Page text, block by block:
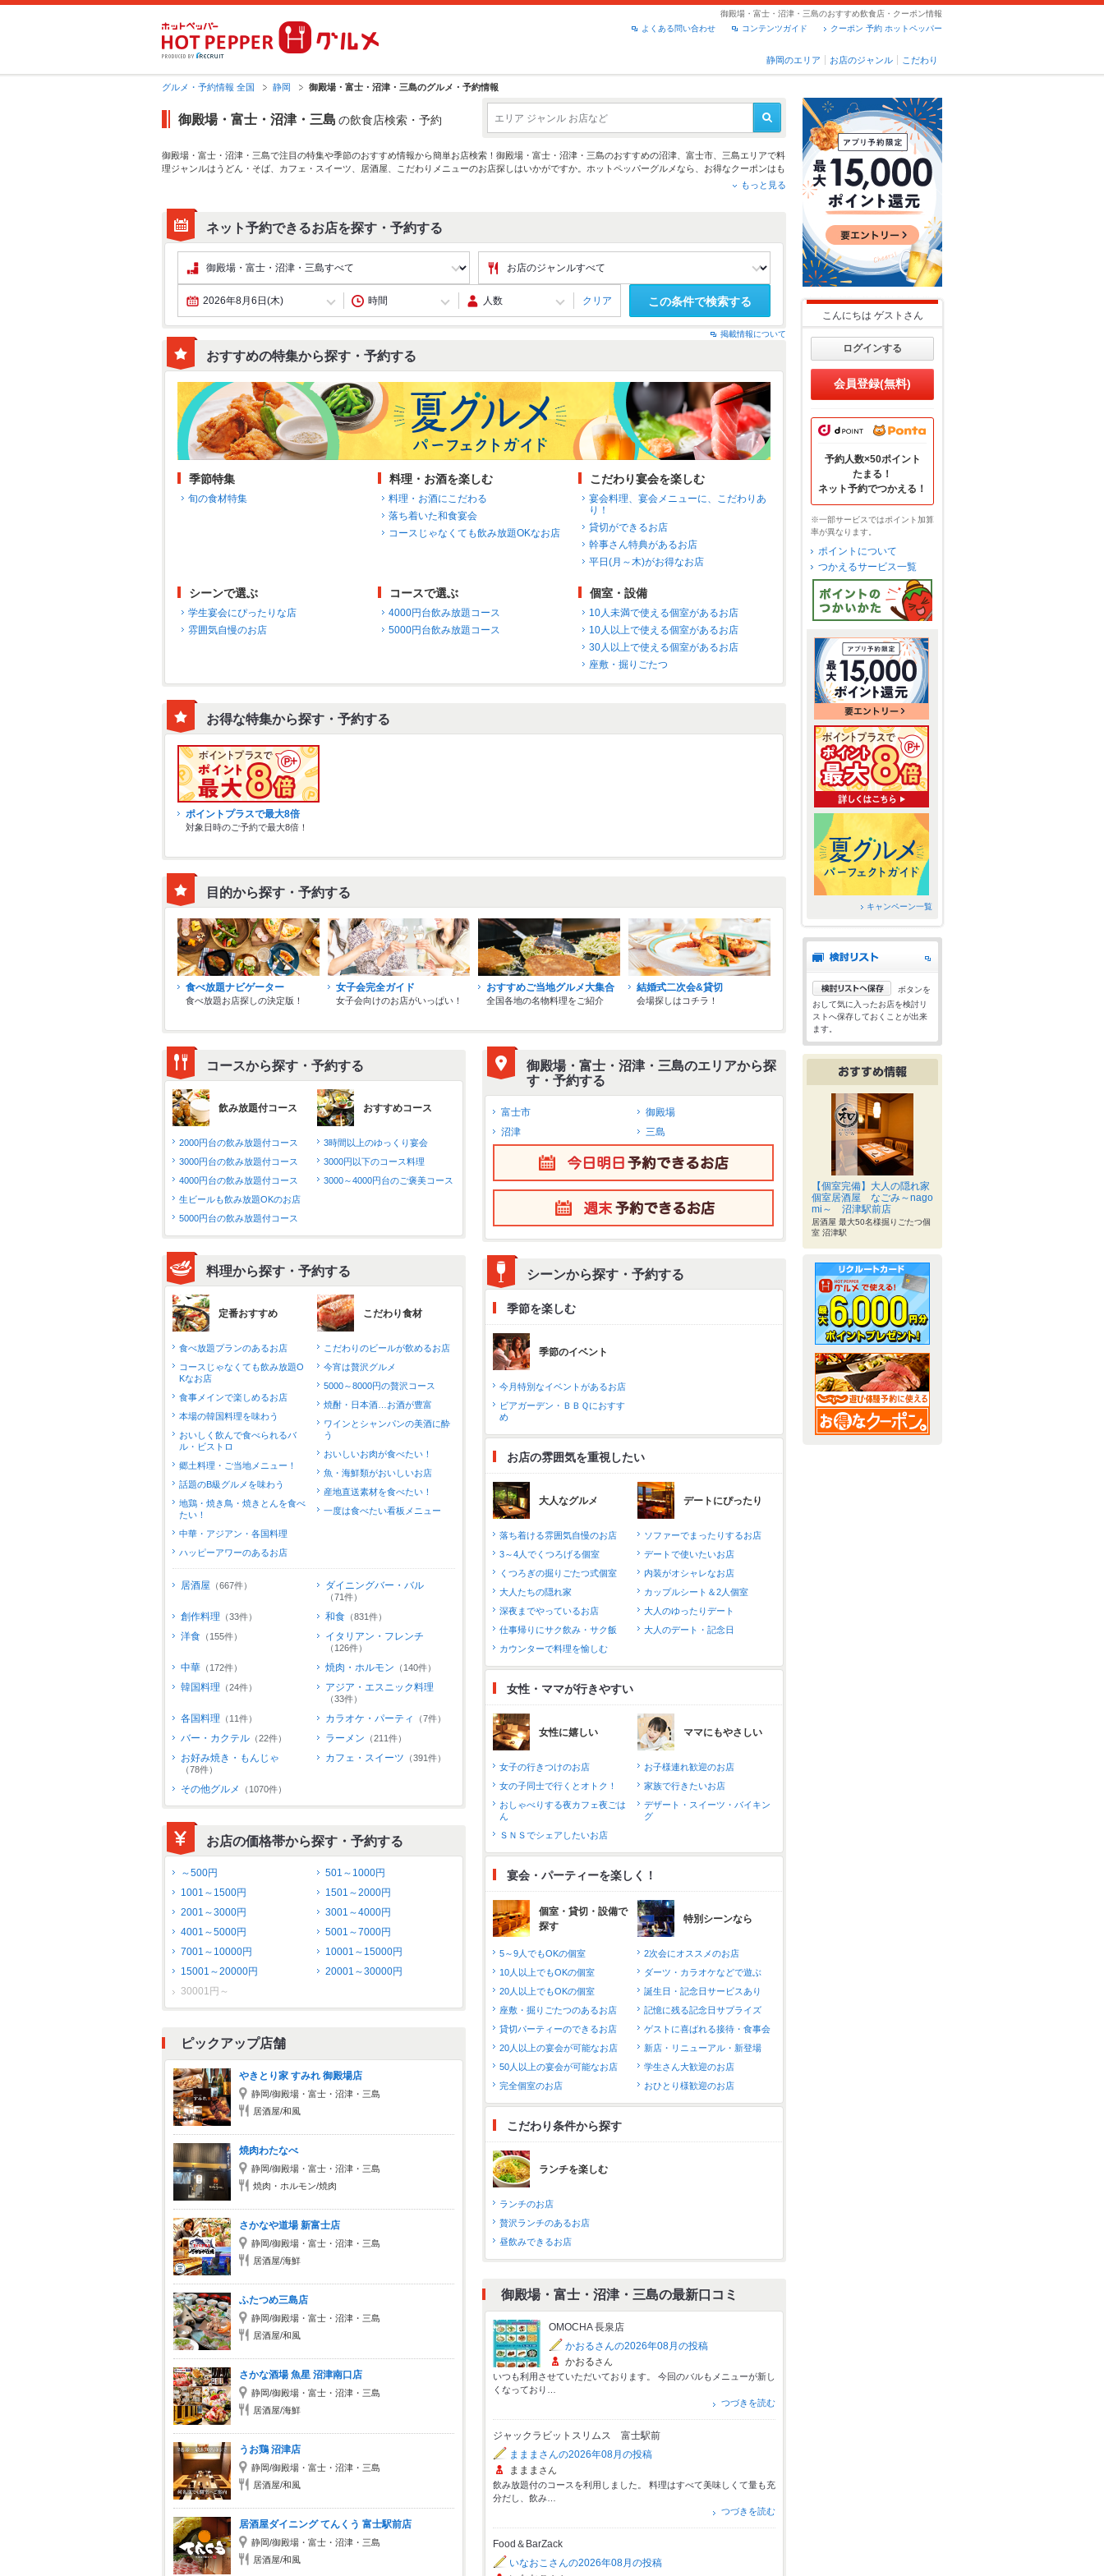
御殿場・富士・沼津・三島のおすすめ飲食店・クーポン情報
クーポン 予約 ホットペッパー
コンテンツガイド
よくある問い合わせ
静岡のエリア お店のジャンル こだわり
グルメ・予約情報 全国 静岡 御殿場・富士・沼津・三島のグルメ・予約情報
御殿場・富士・沼津・三島 の飲食店検索・予約
御殿場・富士・沼津・三島で注目の特集や季節のおすすめ情報から簡単お店検索！御殿場・富士・沼津・三島のおすすめの沼津 富士市 三島エリアで料
理ジャンルは うどん・そば カフェ・スイーツ 居酒屋 、こだわりメニューのお店探しはいかがですか。ホットペッパーグルメなら、お得なクーポンはも
ちろん、とっておきのメニューや季節のおすすめ料理など、お店の最新情報をご紹介しているので安心！24時間使える簡単便利なネット予約が使えるお店
もっと見る
ネット予約できるお店を探す・予約する
2026年8月6日(木) クリア この条件で検索する
掲載情報について
おすすめの特集から探す・予約する
季節特集
旬の食材特集
料理・お酒を楽しむ
料理・お酒にこだわる
落ち着いた和食宴会
コースじゃなくても飲み放題OKなお店
こだわり宴会を楽しむ
宴会料理、宴会メニューに、こだわりあ
り！
貸切ができるお店
幹事さん特典があるお店
平日(月～木)がお得なお店
シーンで選ぶ
学生宴会にぴったりな店
雰囲気自慢のお店
コースで選ぶ
4000円台飲み放題コース
5000円台飲み放題コース
個室・設備
10人未満で使える個室があるお店
10人以上で使える個室があるお店
30人以上で使える個室があるお店
座敷・掘りごたつ
お得な特集から探す・予約する
ポイントプラスで最大8倍
対象日時のご予約で最大8倍！
目的から探す・予約する
食べ放題ナビゲーター
食べ放題お店探しの決定版！
女子会完全ガイド
女子会向けのお店がいっぱい！
おすすめご当地グルメ大集合
全国各地の名物料理をご紹介
結婚式二次会&貸切
会場探しはコチラ！
コースから探す・予約する
飲み放題付コース
2000円台の飲み放題付コース
3000円台の飲み放題付コース
4000円台の飲み放題付コース
生ビールも飲み放題OKのお店
5000円台の飲み放題付コース
おすすめコース
3時間以上のゆっくり宴会
3000円以下のコース料理
3000～4000円台のご褒美コース
料理から探す・予約する
定番おすすめ
食べ放題プランのあるお店
コースじゃなくても飲み放題O
Kなお店
食事メインで楽しめるお店
本場の韓国料理を味わう
おいしく飲んで食べられるバ
ル・ビストロ
郷土料理・ご当地メニュー！
話題のB級グルメを味わう
地鶏・焼き鳥・焼きとんを食べ
たい！
中華・アジアン・各国料理
ハッピーアワーのあるお店
こだわり食材
こだわりのビールが飲めるお店
今宵は贅沢グルメ
5000～8000円の贅沢コース
焼酎・日本酒…お酒が豊富
ワインとシャンパンの美酒に酔
う
おいしいお肉が食べたい！
魚・海鮮類がおいしいお店
産地直送素材を食べたい！
一度は食べたい看板メニュー
居酒屋 （667件） ダイニングバー・バル
（71件）
創作料理 （33件） 和食 （831件）
洋食 （155件） イタリアン・フレンチ
（126件）
中華 （172件） 焼肉・ホルモン （140件）
韓国料理 （24件） アジア・エスニック料理
（33件）
各国料理 （11件） カラオケ・パーティ （7件）
バー・カクテル （22件） ラーメン （211件）
お好み焼き・もんじゃ
（78件）
カフェ・スイーツ （391件）
その他グルメ （1070件）
お店の価格帯から探す・予約する
～500円
501～1000円
1001～1500円
1501～2000円
2001～3000円
3001～4000円
4001～5000円
5001～7000円
7001～10000円
10001～15000円
15001～20000円
20001～30000円
30001円～
ピックアップ店舗
やきとり家 すみれ 御殿場店
静岡/御殿場・富士・沼津・三島
居酒屋/和風
焼肉わたなべ
静岡/御殿場・富士・沼津・三島
焼肉・ホルモン/焼肉
さかなや道場 新富士店
静岡/御殿場・富士・沼津・三島
居酒屋/海鮮
ふたつめ三島店
静岡/御殿場・富士・沼津・三島
居酒屋/和風
さかな酒場 魚星 沼津南口店
静岡/御殿場・富士・沼津・三島
居酒屋/海鮮
うお鶏 沼津店
静岡/御殿場・富士・沼津・三島
居酒屋/和風
居酒屋ダイニング てんくう 富士駅前店
静岡/御殿場・富士・沼津・三島
居酒屋/和風
御殿場・富士・沼津・三島のエリアから探
す・予約する
富士市
御殿場
沼津
三島
シーンから探す・予約する
季節を楽しむ
季節のイベント
今月特別なイベントがあるお店
ビアガーデン・ＢＢＱにおすす
め
お店の雰囲気を重視したい
大人なグルメ
落ち着ける雰囲気自慢のお店
3～4人でくつろげる個室
くつろぎの掘りごたつ式個室
大人たちの隠れ家
深夜までやっているお店
仕事帰りにサク飲み・サク飯
カウンターで料理を愉しむ
デートにぴったり
ソファーでまったりするお店
デートで使いたいお店
内装がオシャレなお店
カップルシート＆2人個室
大人のゆったりデート
大人のデート・記念日
女性・ママが行きやすい
女性に嬉しい
女子の行きつけのお店
女の子同士で行くとオトク！
おしゃべりする夜カフェ夜ごは
ん
ＳＮＳでシェアしたいお店
ママにもやさしい
お子様連れ歓迎のお店
家族で行きたいお店
デザート・スイーツ・バイキン
グ
宴会・パーティーを楽しく！
個室・貸切・設備で
探す
5～9人でもOKの個室
10人以上でもOKの個室
20人以上でもOKの個室
座敷・掘りごたつのあるお店
貸切パーティーのできるお店
20人以上の宴会が可能なお店
50人以上の宴会が可能なお店
完全個室のお店
特別シーンなら
2次会にオススメのお店
ダーツ・カラオケなどで遊ぶ
誕生日・記念日サービスあり
記憶に残る記念日サプライズ
ゲストに喜ばれる接待・食事会
新店・リニューアル・新登場
学生さん大歓迎のお店
おひとり様歓迎のお店
こだわり条件から探す
ランチを楽しむ
ランチのお店
贅沢ランチのあるお店
昼飲みできるお店
御殿場・富士・沼津・三島の最新口コミ
OMOCHA 長泉店
かおるさんの2026年08月の投稿
かおるさん
いつも利用させていただいております。 今回のバルもメニューが新し
くなっており…
つづきを読む
ジャックラビットスリムス 富士駅前
まままさんの2026年08月の投稿
ままま さん
飲み放題付のコースを利用しました。 料理はすべて美味しくて量も充
分だし、飲み…
つづきを読む
Food＆BarZack
いなおこさんの2026年08月の投稿
こんにちは ゲスト さん
ログインする
会員登録(無料)
予約人数×50ポイント
たまる！
ネット予約でつかえる！
※一部サービスではポイント加算
率が異なります。
ポイントについて
つかえるサービス一覧
キャンペーン一覧
ボタンを
おして気に入ったお店を検討リ
ストへ保存しておくことが出来
ます。
【個室完備】大人の隠れ家
個室居酒屋 なごみ～nago
mi～ 沼津駅前店
居酒屋 最大50名様掘りごたつ個
室 沼津駅